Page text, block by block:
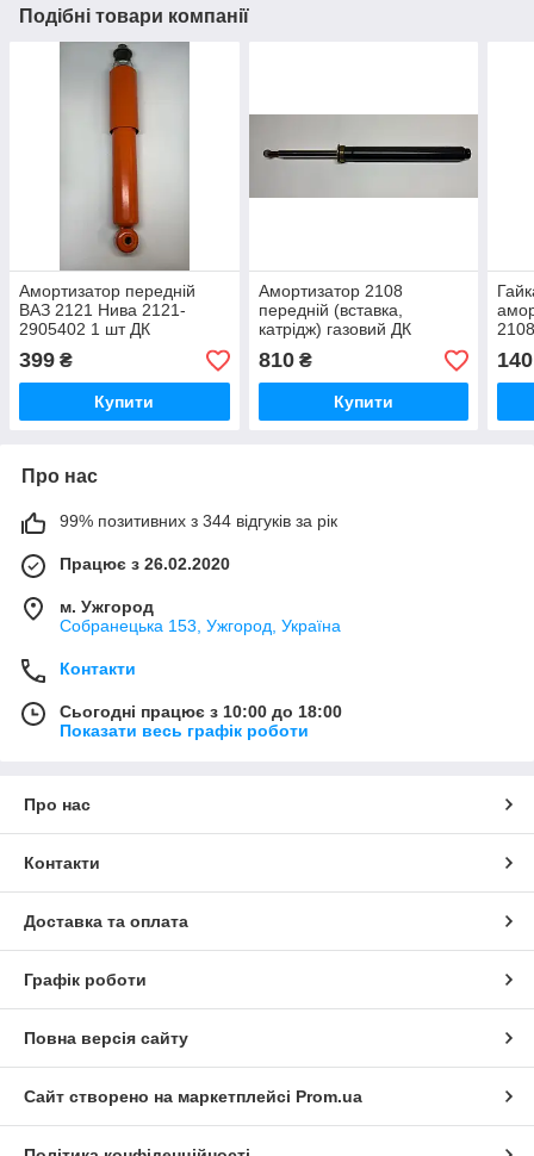
Подібні товари компанії
Амортизатор передній
ВАЗ 2121 Нива 2121-
2905402 1 шт ДК
399 ₴
Купити
Амортизатор 2108
передній (вставка,
катрідж) газовий ДК
810₴
Купити
140
Про нас
99% позитивних з 344 відгуків за рік
Працює з 26.02.2020
м. Ужгород
Собранецька 153, Ужгород, Україна
Контакти
Сьогодні працює з 10:00 до 18:00
Показати весь графік роботи
Про нас
Контакти
Доставка та оплата
Графік роботи
Повна версія сайту
Сайт створено на маркетплейсі Prom.ua